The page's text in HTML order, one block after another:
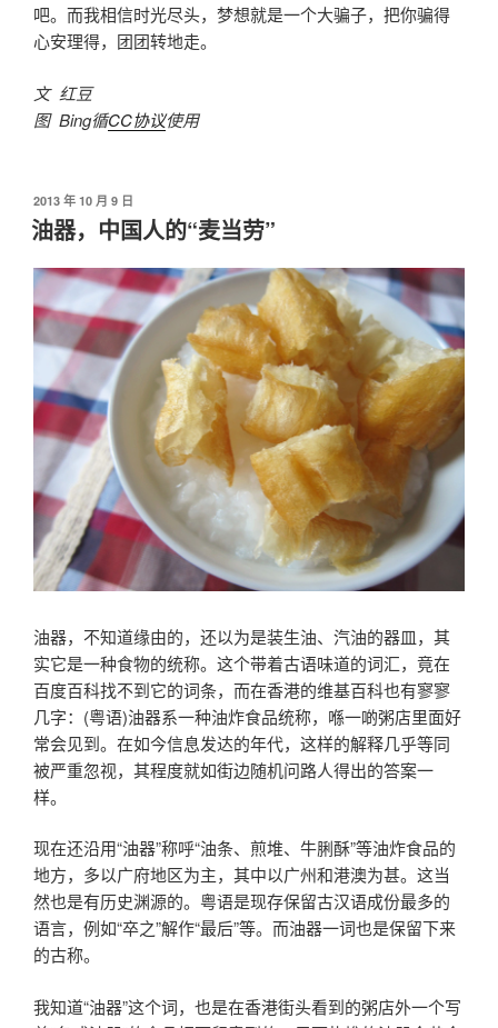
吧。而我相信时光尽头，梦想就是一个大骗子，把你骗得
心安理得，团团转地走。
文 红豆
图 Bing循CC协议使用
发
布
于
2013 年 10 月 9 日
油器，中国人的“麦当劳”
油器，不知道缘由的，还以为是装生油、汽油的器皿，其
实它是一种食物的统称。这个带着古语味道的词汇，竟在
百度百科找不到它的词条，而在香港的维基百科也有寥寥
几字：(粤语)油器系一种油炸食品统称，喺一啲粥店里面好
常会见到。在如今信息发达的年代，这样的解释几乎等同
被严重忽视，其程度就如街边随机问路人得出的答案一
样。
现在还沿用“油器”称呼“油条、煎堆、牛脷酥”等油炸食品的
地方，多以广府地区为主，其中以广州和港澳为甚。这当
然也是有历史渊源的。粤语是现存保留古汉语成份最多的
语言，例如“卒之”解作“最后”等。而油器一词也是保留下来
的古称。
我知道“油器”这个词，也是在香港街头看到的粥店外一个写